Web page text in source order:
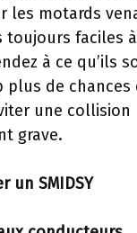
les motards
toujours faciles
à ce qu’ils
plus de chances
une collision
grave.
un SMIDSY